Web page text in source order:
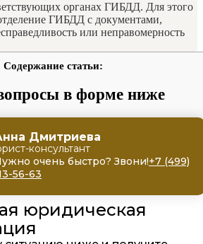
органах ГИБДД. Для этого
ГИБДД с документами,
или неправомерность
Содержание статьи:
в форме ниже